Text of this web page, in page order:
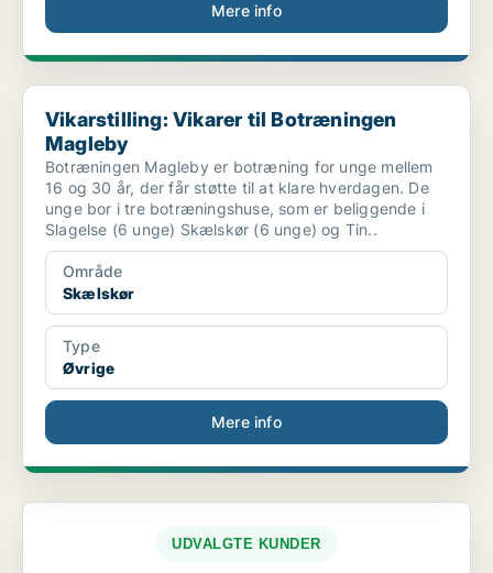
Mere info
Vikarstilling: Vikarer til Botræningen Magleby
Vikarstilling: Vikarer til Botræningen
Magleby
Botræningen Magleby er botræning for unge mellem
16 og 30 år, der får støtte til at klare hverdagen. De
unge bor i tre botræningshuse, som er beliggende i
Slagelse (6 unge) Skælskør (6 unge) og Tin..
Område
Skælskør
Type
Øvrige
Mere info
UDVALGTE KUNDER